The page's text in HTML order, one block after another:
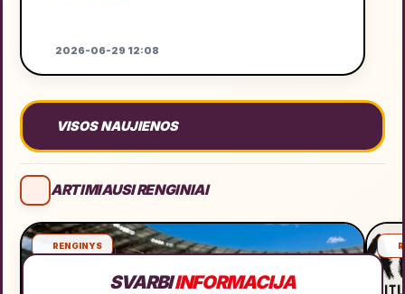
2026-06-29 12:08
VISOS NAUJIENOS
ARTIMIAUSI RENGINIAI
RENGINYS
SVARBIINFORMACIJA